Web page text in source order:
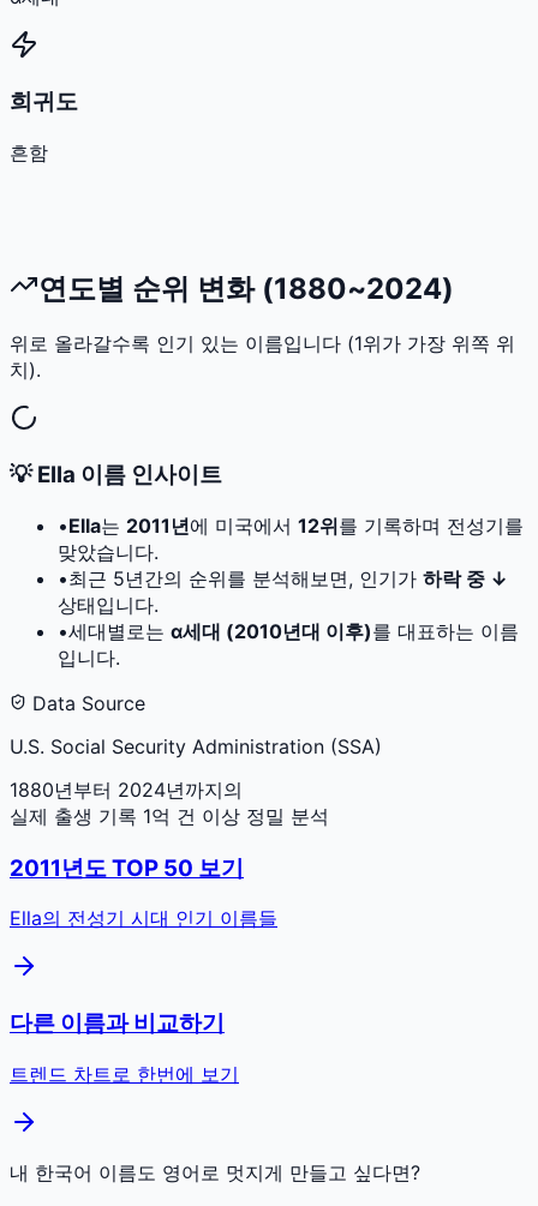
희귀도
흔함
연도별 순위 변화 (1880~2024)
위로 올라갈수록 인기 있는 이름입니다 (1위가 가장 위쪽 위
치).
💡Ella 이름 인사이트
•Ella는 2011 년에 미국에서 12위를 기록하며 전성기를
맞았습니다.
•최근 5년간의 순위를 분석해보면, 인기가 하락 중 ↓
상태입니다.
•세대별로는 α세대 (2010년대 이후)를 대표하는 이름
입니다.
Data Source
U.S. Social Security Administration (SSA)
1880년부터 2024년까지의
실제 출생 기록 1억 건 이상 정밀 분석
2011년도 TOP 50 보기
Ella의 전성기 시대 인기 이름들
다른 이름과 비교하기
트렌드 차트로 한번에 보기
내 한국어 이름도 영어로 멋지게 만들고 싶다면?